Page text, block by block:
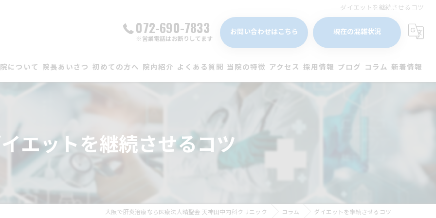
ダイエットを継続させるコツ
072-690-7833
※営業電話はお断りしてます
お問い合わせはこちら 現在の混雑状況
について 院長あいさつ 初めての方へ 院内紹介 よくある質問 当院の特徴 アクセス 採用情報 ブログ コラム 新着情報
エットを継続させるコツ
大阪で肝炎治療なら医療法人晴聖会 天神田中内科クリニック コラム ダイエットを継続させるコツ